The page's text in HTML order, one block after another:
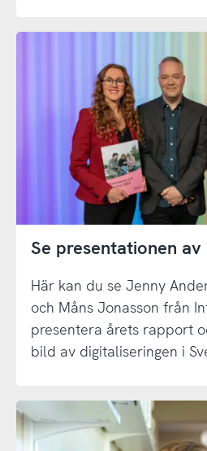
Se presentationen
Här kan du se Jenny
och Måns Jonasson från
presentera årets rapport
bild av digitaliseringen i